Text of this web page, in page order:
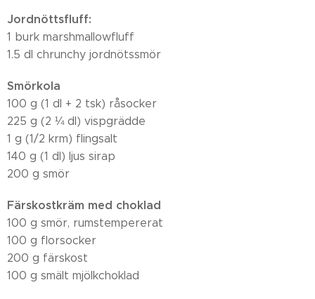
Jordnöttsfluff:
1 burk marshmallowfluff
1.5 dl chrunchy jordnötssmör
Smörkola
100 g (1 dl + 2 tsk) råsocker
225 g (2 ¼ dl) vispgrädde
1 g (1/2 krm) flingsalt
140 g (1 dl) ljus sirap
200 g smör
Färskostkräm med choklad
100 g smör, rumstempererat
100 g florsocker
200 g färskost
100 g smält mjölkchoklad